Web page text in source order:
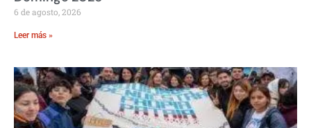
6 de agosto, 2026
Leer más »